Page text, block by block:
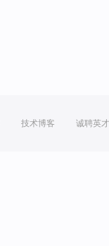
技术博客 诚聘英才